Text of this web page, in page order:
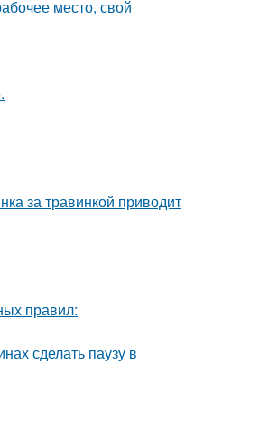
место, свой
за травинкой приводит
правил:
сделать паузу в